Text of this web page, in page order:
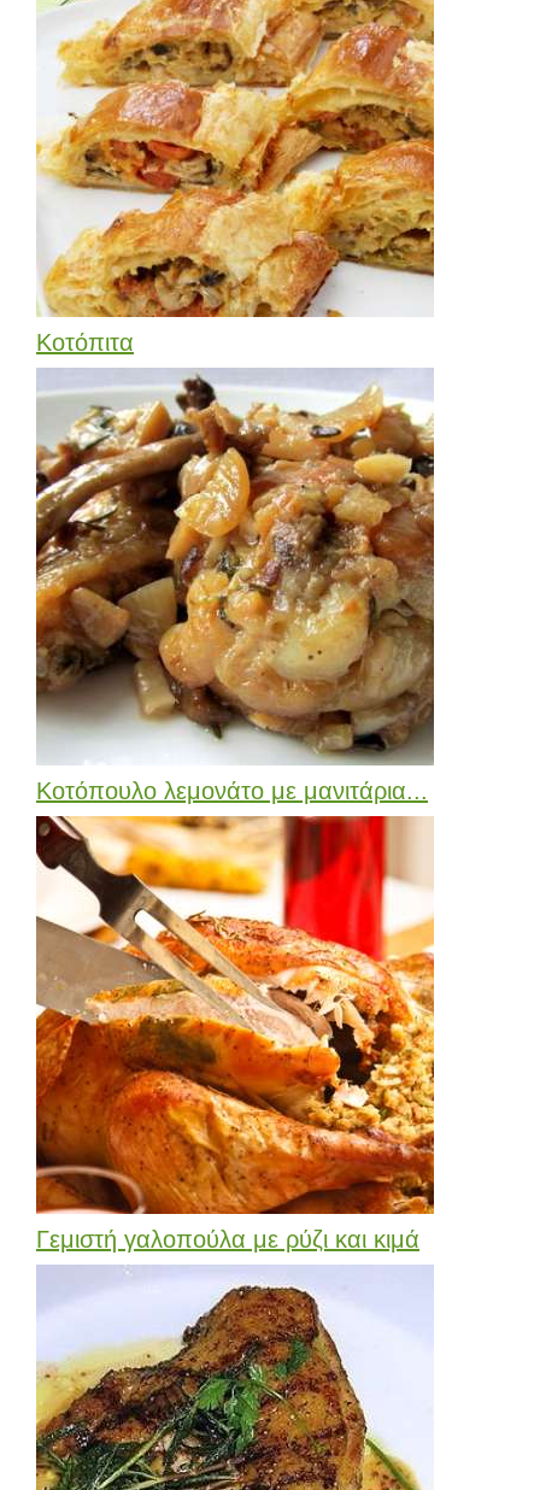
Κοτόπιτα
Κοτόπουλο λεμονάτο με μανιτάρια...
Γεμιστή γαλοπούλα με ρύζι και κιμά